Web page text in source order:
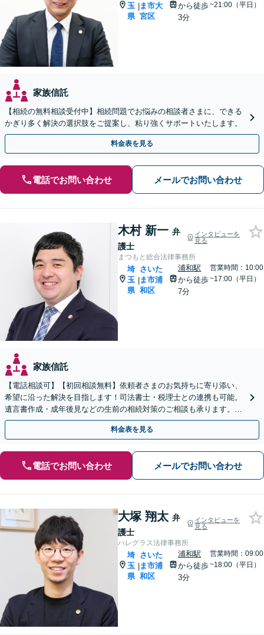
玉
県
|ま市大
宮区
から徒歩
3分
~21:00（平日）
家族信託
【相続の無料相談受付中】相続問題でお悩みの相談者さまに、できる
かぎり多く解決の選択肢をご提案し、粘り強くサポートいたします。
料金表を見る
電話でお問い合わせ メールでお問い合わせ
木村 新一 弁
護士
インタビューを
見る
まつもと総合法律事務所
埼
玉
県
|
さいた
ま市浦
和区
浦和駅
から徒歩
7分
営業時間：10:00
~17:00（平日）
家族信託
【電話相談可】【初回相談無料】依頼者さまのお気持ちに寄り添い、
希望に沿った解決を目指します！司法書士・税理士との連携も可能。
遺言書作成・成年後見などの生前の相続対策のご相談も承ります。
【夜間／休日の相談可能】
料金表を見る
電話でお問い合わせ メールでお問い合わせ
大塚 翔太 弁
護士
インタビューを
見る
ハレグラス法律事務所
埼
玉
県
|
さいた
ま市浦
和区
浦和駅
から徒歩
3分
営業時間：09:00
~18:00（平日）